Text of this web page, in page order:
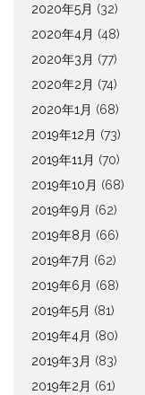
2020年5月 (32)
2020年4月 (48)
2020年3月 (77)
2020年2月 (74)
2020年1月 (68)
2019年12月 (73)
2019年11月 (70)
2019年10月 (68)
2019年9月 (62)
2019年8月 (66)
2019年7月 (62)
2019年6月 (68)
2019年5月 (81)
2019年4月 (80)
2019年3月 (83)
2019年2月 (61)